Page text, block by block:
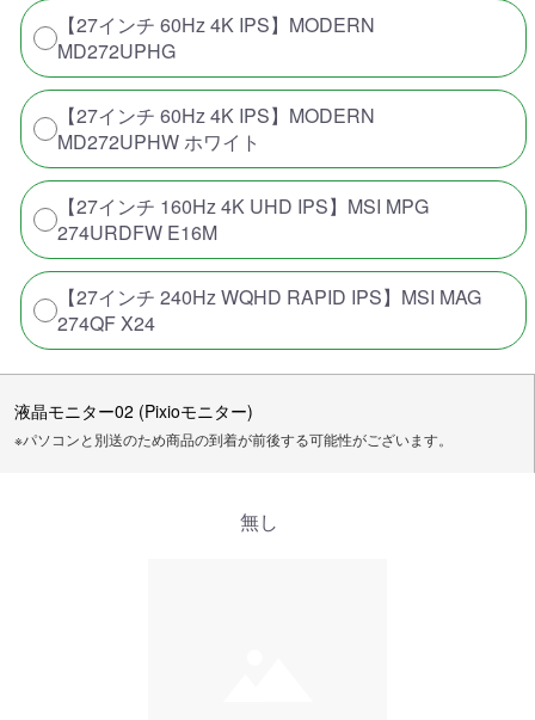
【27インチ 60Hz 4K IPS】MODERN
MD272UPHG
【27インチ 60Hz 4K IPS】MODERN
MD272UPHW ホワイト
【27インチ 160Hz 4K UHD IPS】MSI MPG
274URDFW E16M
【27インチ 240Hz WQHD RAPID IPS】MSI MAG
274QF X24
液晶モニター02 (Pixioモニター)
※パソコンと別送のため商品の到着が前後する可能性がございます。
無し